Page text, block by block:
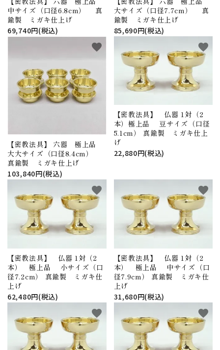
中サイズ（口径6.8cm） 真
鍮製 ミガキ仕上げ
69,740円(税込)
大サイズ（口径7.7cm） 真
鍮製 ミガキ仕上げ
85,690円(税込)
【密教法具】 六器 極上品
大大サイズ（口径8.4cm）
真鍮製 ミガキ仕上げ
103,840円(税込)
favorite
【密教法具】 仏器 1対（2
本）極上品 豆サイズ（口径
5.1cm） 真鍮製 ミガキ仕上
げ
22,880円(税込)
favorite
【密教法具】 仏器 1対（2
本） 極上品 小サイズ（口
径7.2cm） 真鍮製 ミガキ仕
上げ
62,480円(税込)
favorite
【密教法具】 仏器 1対（2
本） 極上品 中サイズ（口
径7.9cm） 真鍮製 ミガキ仕
上げ
31,680円(税込)
favorite
favorite favorite